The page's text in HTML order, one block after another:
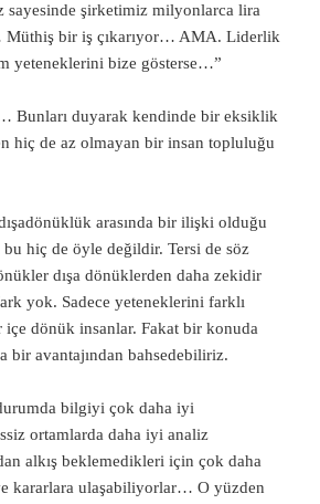
sayesinde şirketimiz milyonlarca lira
bir iş çıkarıyor… AMA. Liderlik
yeteneklerini bize gösterse…”
Bunları duyarak kendinde bir eksiklik
hiç de az olmayan bir insan topluluğu
arasında bir ilişki olduğu
bu hiç de öyle değildir. Tersi de söz
dışa dönüklerden daha zekidir
yok. Sadece yeteneklerini farklı
içe dönük insanlar. Fakat bir konuda
bir avantajından bahsedebiliriz.
bilgiyi çok daha iyi
ortamlarda daha iyi analiz
alkış beklemedikleri için çok daha
kararlara ulaşabiliyorlar… O yüzden